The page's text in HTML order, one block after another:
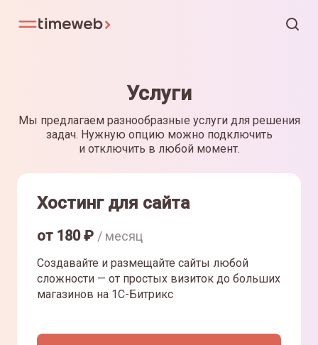
Услуги
Мы предлагаем разнообразные услуги для решения
задач. Нужную опцию можно подключить
и отключить в любой момент.
Хостинг для сайта
от 180₽ / месяц
Создавайте и размещайте сайты любой
сложности — от простых визиток до больших
магазинов на 1С-Битрикс